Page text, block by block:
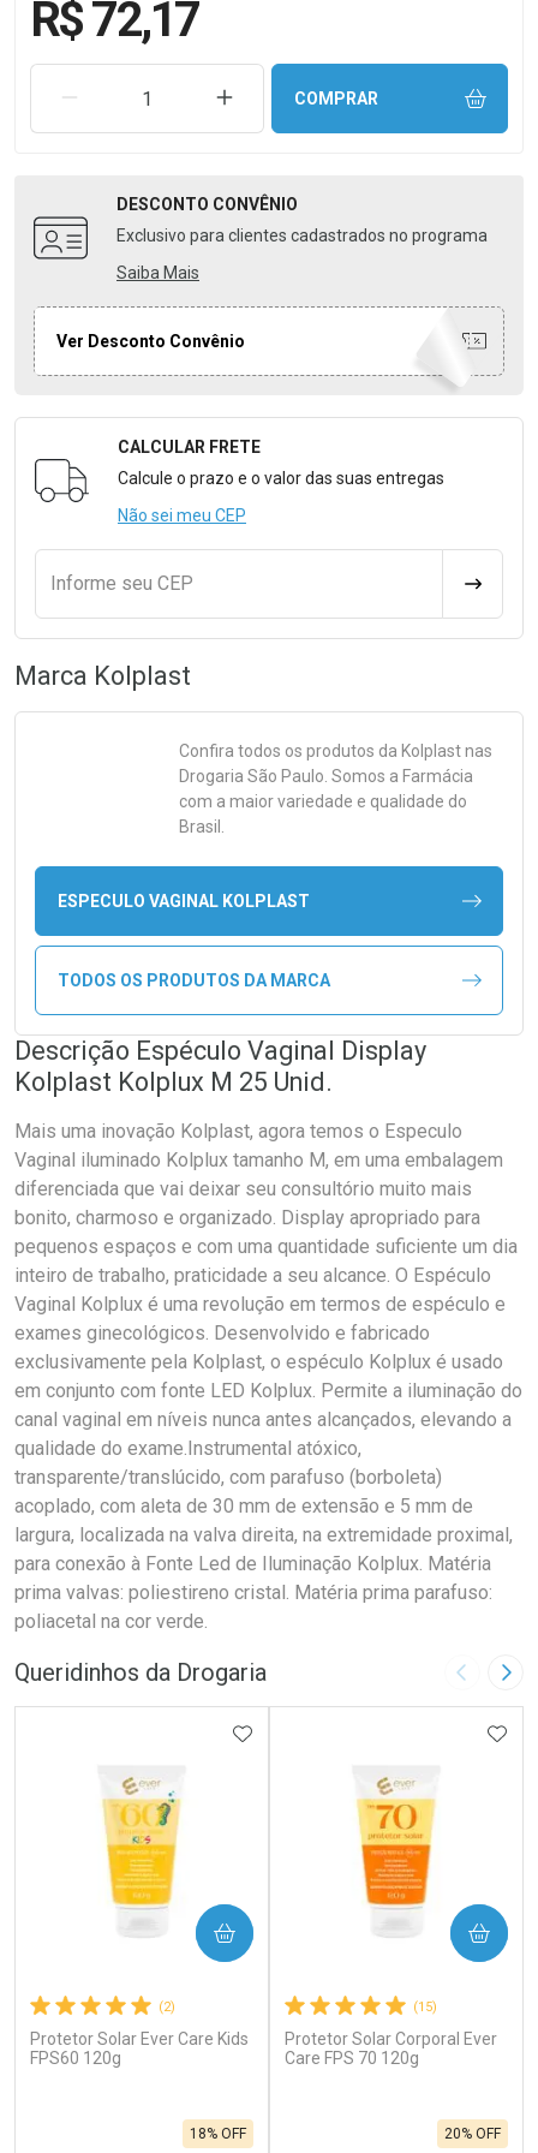
R$ 72,17
REMOVER UMA UNIDADEAUMENTAR UMA UNIDADE
COMPRAR
DESCONTO CONVÊNIO
Exclusivo para clientes cadastrados no programa
Saiba Mais
Ver Desconto Convênio
Formulário para Calcular o Frete
CALCULAR FRETE
Calcule o prazo e o valor das suas entregas
Não sei meu CEP
Informe seu CEP
Marca Kolplast
Confira todos os produtos da Kolplastnas
Drogaria São Paulo. Somos a Farmácia
com a maior variedade e qualidade do
Brasil.
ESPECULO VAGINAL KOLPLAST
TODOS OS PRODUTOS DA MARCA
Descrição Espéculo Vaginal Display
Kolplast Kolplux M 25 Unid.
Mais uma inovação Kolplast, agora temos o Especulo
Vaginal iluminado Kolplux tamanho M, em uma embalagem
diferenciada que vai deixar seu consultório muito mais
bonito, charmoso e organizado. Display apropriado para
pequenos espaços e com uma quantidade suficiente um dia
inteiro de trabalho, praticidade a seu alcance. O Espéculo
Vaginal Kolplux é uma revolução em termos de espéculo e
exames ginecológicos. Desenvolvido e fabricado
exclusivamente pela Kolplast, o espéculo Kolplux é usado
em conjunto com fonte LED Kolplux. Permite a iluminação do
canal vaginal em níveis nunca antes alcançados, elevando a
qualidade do exame.Instrumental atóxico,
transparente/translúcido, com parafuso (borboleta)
acoplado, com aleta de 30 mm de extensão e 5 mm de
largura, localizada na valva direita, na extremidade proximal,
para conexão à Fonte Led de Iluminação Kolplux. Matéria
prima valvas: poliestireno cristal. Matéria prima parafuso:
poliacetal na cor verde.
Queridinhos da Drogaria Imagem
(2)
Protetor Solar Ever Care Kids
FPS60 120g
18% OFF
ADICIONAR AOS FAVORITOS
COMPRAR
(15)
Protetor Solar Corporal Ever
Care FPS 70 120g
20% OFF
COMPRAR